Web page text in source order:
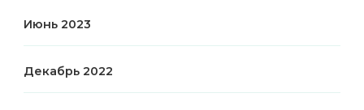
Июнь 2023
Декабрь 2022